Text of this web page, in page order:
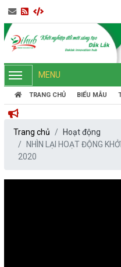
MENU
TRANG CHỦ BIỂU MẪU
Trang chủ
Hoạt động
NHÌN LẠI HOẠT ĐỘNG
2020